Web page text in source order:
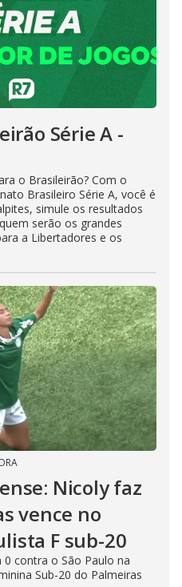
Série A -
o Brasileirão? Com o
Brasileiro Série A, você é
simule os resultados
serão os grandes
a Libertadores e os
Nicoly faz
vence no
F sub-20
contra o São Paulo na
Sub-20 do Palmeiras